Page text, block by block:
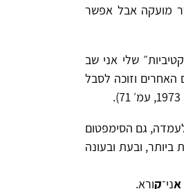
מועקה אבל אפשר
שלי אני שב
האחרים וזוכה לסבל
גם הסימפטום
ובעת ובעונה
אני־קורא.